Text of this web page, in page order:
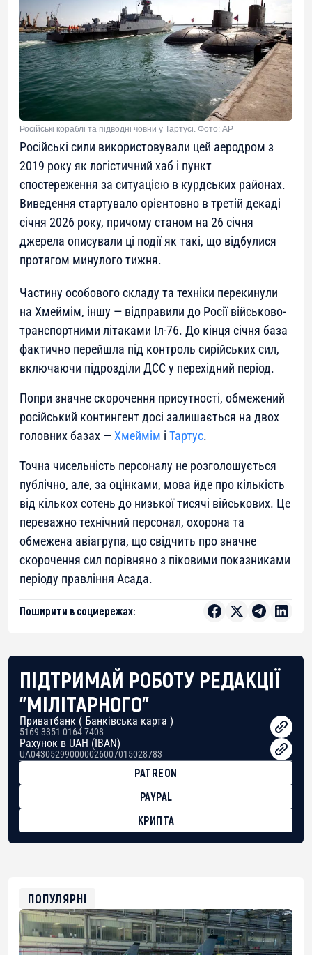
Російські кораблі та підводні човни у Тартусі. Фото: AP
Російські сили використовували цей аеродром з
2019 року як логістичний хаб і пункт
спостереження за ситуацією в курдських районах.
Виведення стартувало орієнтовно в третій декаді
січня 2026 року, причому станом на 26 січня
джерела описували ці події як такі, що відбулися
протягом минулого тижня.
Частину особового складу та техніки перекинули
на Хмеймім, іншу — відправили до Росії військово-
транспортними літаками Іл-76. До кінця січня база
фактично перейшла під контроль сирійських сил,
включаючи підрозділи ДСС у перехідний період.
Попри значне скорочення присутності, обмежений
російський контингент досі залишається на двох
головних базах — Хмеймім і Тартус.
Точна чисельність персоналу не розголошується
публічно, але, за оцінками, мова йде про кількість
від кількох сотень до низької тисячі військових. Це
переважно технічний персонал, охорона та
обмежена авіагрупа, що свідчить про значне
скорочення сил порівняно з піковими показниками
періоду правління Асада.
Поширити в соцмережах:
ПІДТРИМАЙ РОБОТУ РЕДАКЦІЇ
"МІЛІТАРНОГО"
Приватбанк ( Банківська карта )
5169 3351 0164 7408
Рахунок в UAH (IBAN)
UA043052990000026007015028783
PATREON
PAYPAL
КРИПТА
0xfD02863D3289416fcF50975c9DFda13623f97758
ПОПУЛЯРНІ